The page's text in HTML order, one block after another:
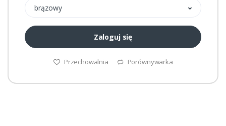
brązowy
Zaloguj się
Przechowalnia Porównywarka